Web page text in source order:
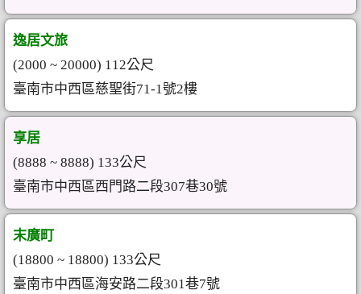
逸居文旅
(2000 ~ 20000) 112公尺
臺南市中西區慈聖街71-1號2樓
享居
(8888 ~ 8888) 133公尺
臺南市中西區西門路二段307巷30號
末廣町
(18800 ~ 18800) 133公尺
臺南市中西區海安路二段301巷7號